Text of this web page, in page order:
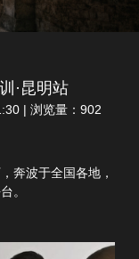
·昆明站
| 浏览量：902
奔波于全国各地，
。